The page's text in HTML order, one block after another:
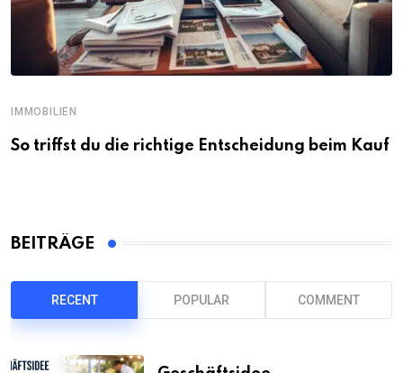
IMMOBILIEN
So triffst du die richtige Entscheidung beim Kauf
BEITRÄGE
RECENT POPULAR COMMENT